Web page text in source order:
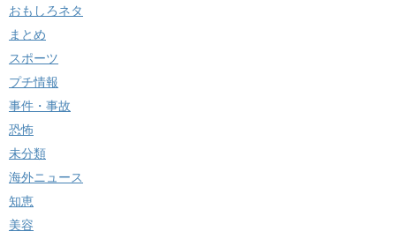
おもしろネタ
まとめ
スポーツ
プチ情報
事件・事故
恐怖
未分類
海外ニュース
知恵
美容